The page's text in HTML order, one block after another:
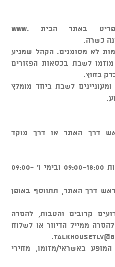
ניתן לצפות בעמוד התפריט באתר הבית www.
לא מסומנים. הקהל שמגיע
לשבת בכסאות הפזורים
בחוץ.
לשבת ביחד מומלץ
דרך האתר או דרך מוקד
המוקד עובד בימים א'-ה' בשעות 09:00-18:00 ובימי ו' 09:00-
דרך האתר, תתווסף באופן
קרובים והטבות, להסרה
ממייל הדיוור או לשלוח
.
באשראי/מזומן, מחירי